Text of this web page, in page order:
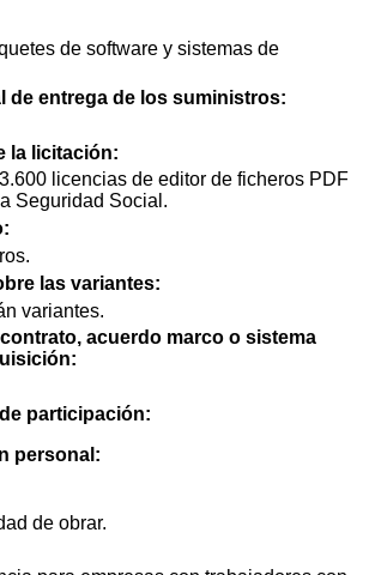
de software y sistemas de
de entrega de los suministros:
la licitación:
licencias de editor de ficheros PDF
Seguridad Social.
las variantes:
variantes.
acuerdo marco o sistema
participación:
personal:
de obrar.